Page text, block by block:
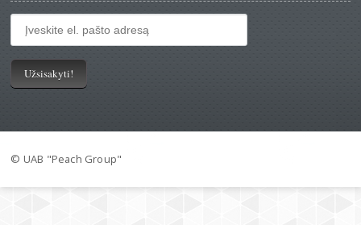
© UAB "Peach Group"